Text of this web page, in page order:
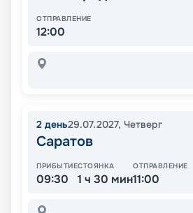
ОТПРАВЛЕНИЕ
12:00
2 день29.07.2027, Четверг
Саратов
ПРИБЫТИЕ
09:30
СТОЯНКА
1 ч 30 мин
ОТПРАВЛЕНИЕ
11:00